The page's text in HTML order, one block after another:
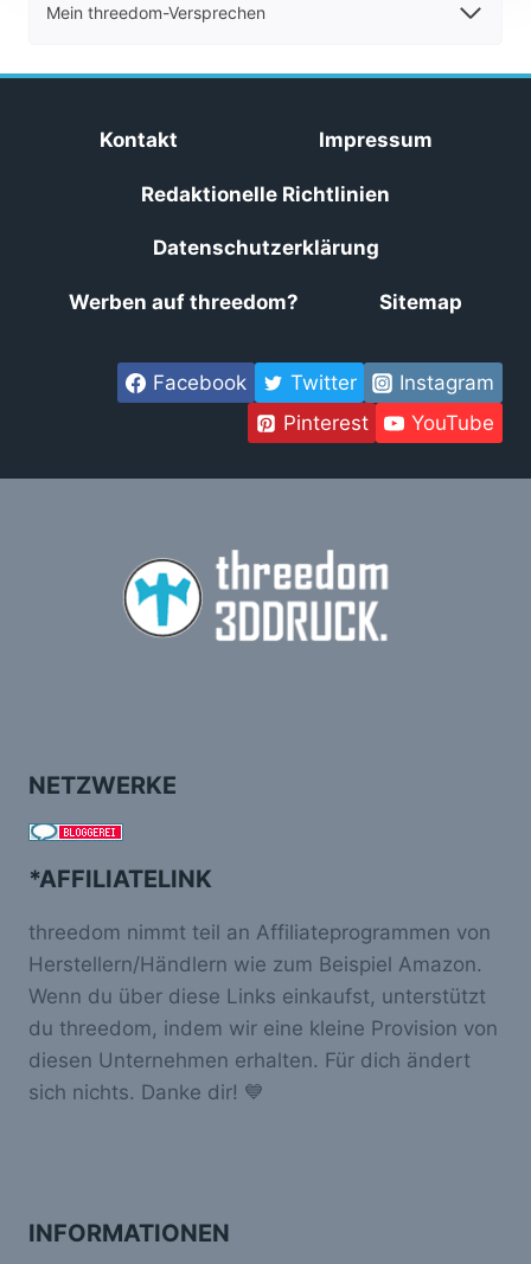
Mein threedom-Versprechen
Kontakt Impressum
Redaktionelle Richtlinien
Datenschutzerklärung
Werben auf threedom? Sitemap
Facebook Twitter
Instagram
Pinterest
YouTube
NETZWERKE
*AFFILIATELINK
threedom nimmt teil an Affiliateprogrammen von
Herstellern/Händlern wie zum Beispiel Amazon.
Wenn du über diese Links einkaufst, unterstützt
du threedom, indem wir eine kleine Provision von
diesen Unternehmen erhalten. Für dich ändert
sich nichts. Danke dir! 💙
INFORMATIONEN